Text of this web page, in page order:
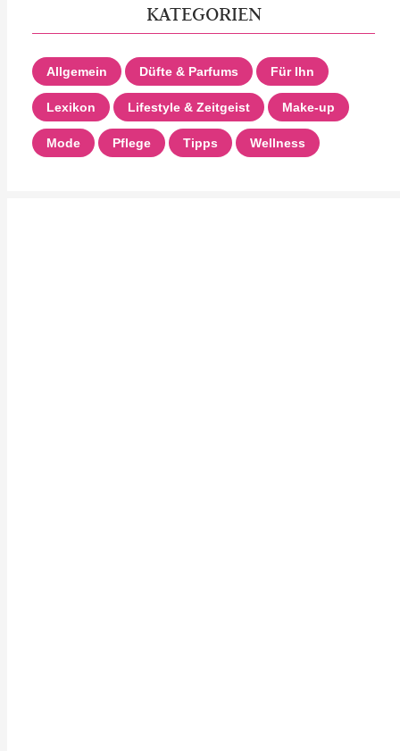
KATEGORIEN
Allgemein Düfte & Parfums Für Ihn
Lexikon Lifestyle & Zeitgeist Make-up
Mode Pflege Tipps Wellness